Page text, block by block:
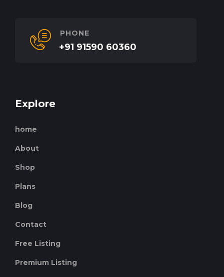
PHONE
+91 91590 60360
Explore
home
About
Shop
Plans
Blog
Contact
Free Listing
Premium Listing